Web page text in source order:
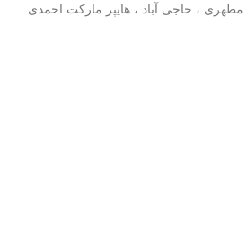
مطهری ، حاجی آباد ، هایپر مارکت احمدی